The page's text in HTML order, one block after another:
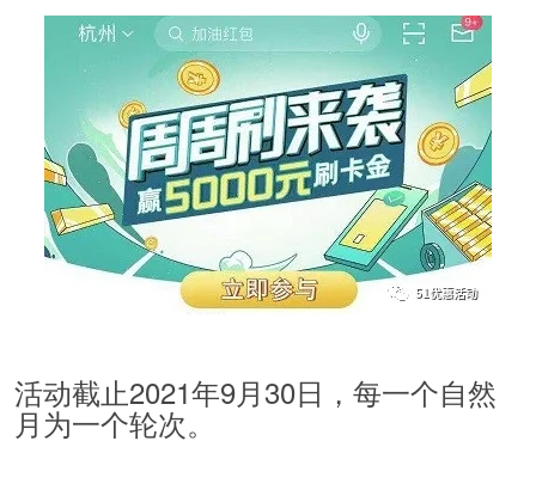
活动截止2021年9月30日，每一个自然
月为一个轮次。